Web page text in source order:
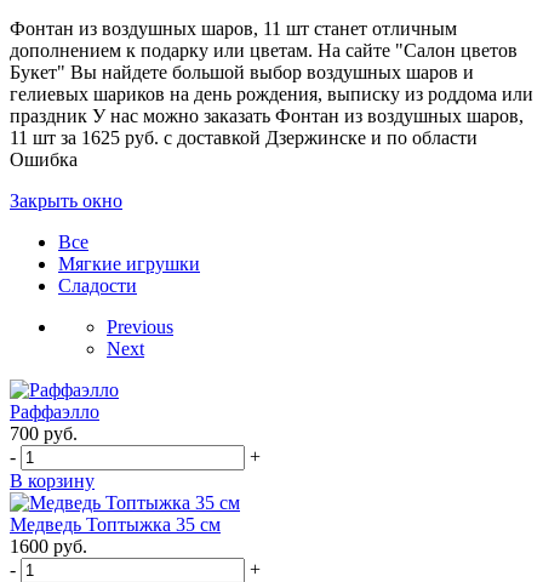
Фонтан из воздушных шаров, 11 шт станет отличным
дополнением к подарку или цветам. На сайте "Салон цветов
Букет" Вы найдете большой выбор воздушных шаров и
гелиевых шариков на день рождения, выписку из роддома или
праздник У нас можно заказать Фонтан из воздушных шаров,
11 шт за 1625 руб. с доставкой Дзержинске и по области
Ошибка
Закрыть окно
Все
Мягкие игрушки
Сладости
Previous
Next
Раффаэлло
700 руб.
-
+
В корзину
Медведь Топтыжка 35 см
1600 руб.
-
+